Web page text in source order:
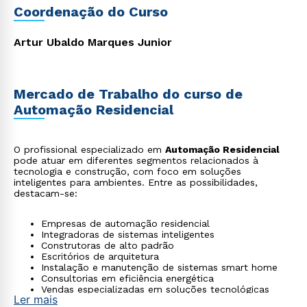
Coordenação do Curso
Artur Ubaldo Marques Junior
Mercado de Trabalho do curso de
Automação Residencial
O profissional especializado em Automação Residencial
pode atuar em diferentes segmentos relacionados à
tecnologia e construção, com foco em soluções
inteligentes para ambientes. Entre as possibilidades,
destacam-se:
Empresas de automação residencial
Integradoras de sistemas inteligentes
Construtoras de alto padrão
Escritórios de arquitetura
Instalação e manutenção de sistemas smart home
Consultorias em eficiência energética
Vendas especializadas em soluções tecnológicas
Ler mais